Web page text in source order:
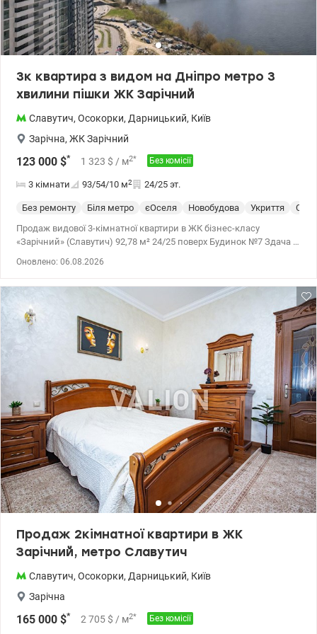
безпосередньо на території комплексу. Ця квартира стане
чудовим вибором для тих, хто цінує простір, комфорт, сучасні
технології та неймовірні краєвиди на Дніпро. Вона ідеально
підійде як для власного проживання, так і як інвестиція.
домовитися про перегляд! Цена 185000 у.о. 0770070188 Оксана
valion.ua/1154289
3к квартира з видом на Дніпро метро 3
хвилини пішки ЖК Зарічний
Славутич, Осокорки, Дарницький, Київ
Зарічна, ЖК Зарічний
123 000 $* 1 323 $ / м2* Без комісії
3 кімнати 93/54/10 м2 24/25 эт.
Без ремонту Біля метро єОселя Новобудова Укриття
Продаж видової 3-кімнатної квартири в ЖК бізнес-класу
«Зарічний» (Славутич) 92,78 м² 24/25 поверх Будинок №7 Здача -
під себе, без переплат * Підземний паркінг під будинком (є
оренда та купівля) * Закрита територія, охорона,
відеоспостереження * Власна набережна Дніпра * Сучасні ліфти
та вхідні групи * Інфраструктура в комплексі – все під рукою -
Таких цін у цьому ЖК вже немає - Співпрацюємо з перевіреними
компаніями з ремонту під ключ - Відмінно підійде як для життя,
так і під інвестицію - Високий попит на оренду Ціна:125 000 у.о.
без комісії Айпара тел.0992733730 valion.ua/1148361
Оновлено: 06.08.2026
Продаж 2кімнатної квартири в ЖК
Зарічний, метро Славутич
Славутич, Осокорки, Дарницький, Київ
Зарічна
165 000 $* 2 705 $ / м2* Без комісії